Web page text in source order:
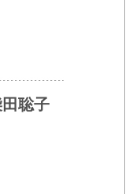
聡子